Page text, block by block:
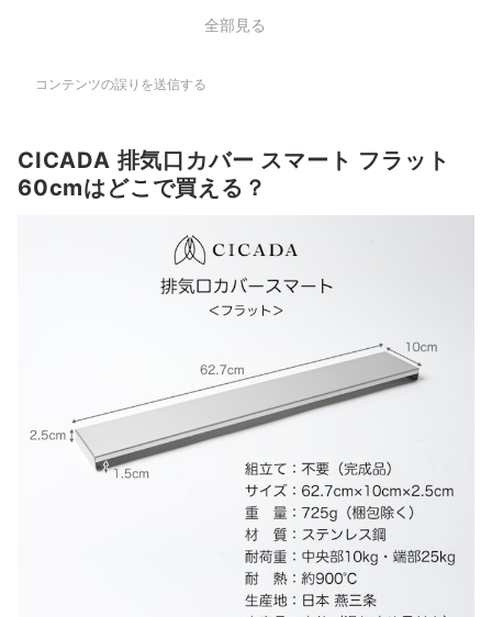
全部見る
コンテンツの誤りを送信する
CICADA 排気口カバー スマート フラット
60cmはどこで買える？